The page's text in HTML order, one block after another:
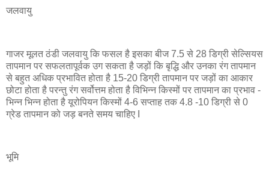
जलवायु
गाजर मूलत ठंडी जलवायु कि फसल है इसका बीज 7.5 से 28 डिग्री सेल्सियस
तापमान पर सफलतापूर्वक उग सकता है जड़ों कि बृद्धि और उनका रंग तापमान
से बहुत अधिक प्रभावित होता है 15-20 डिग्री तापमान पर जड़ों का आकार
छोटा होता है परन्तु रंग सर्वोत्तम होता है विभिन्न किस्मों पर तापमान का प्रभाव -
भिन्न भिन्न होता है यूरोपियन किस्मों 4-6 सप्ताह तक 4.8 -10 डिग्री से 0
ग्रेड तापमान को जड़ बनते समय चाहिए I
भूमि